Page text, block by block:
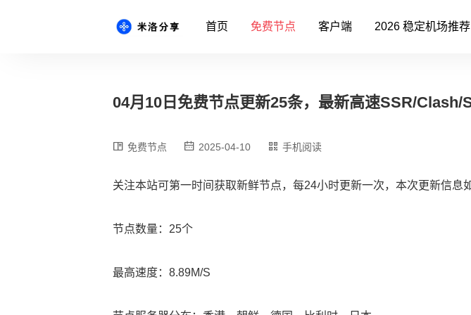
首页 免费节点 客户端 2026 稳定机场推荐
04月10日免费节点更新25条，最新高速SSR/
免费节点 2025-04-10 手机阅读
关注本站可第一时间获取新鲜节点，每24小时更新一次，本次更新信息
节点数量：25个
最高速度：8.89M/S